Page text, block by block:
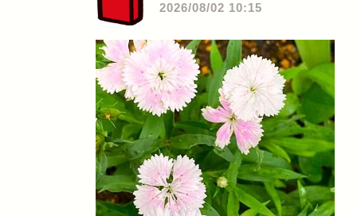
2026/08/02 10:15